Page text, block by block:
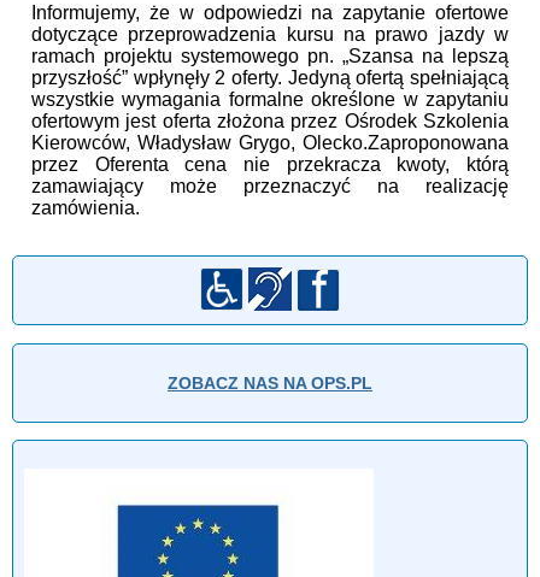
Informujemy, że w odpowiedzi na zapytanie ofertowe
dotyczące przeprowadzenia kursu na prawo jazdy w
ramach projektu systemowego pn. „Szansa na lepszą
przyszłość” wpłynęły 2 oferty. Jedyną ofertą spełniającą
wszystkie wymagania formalne określone w zapytaniu
ofertowym jest oferta złożona przez Ośrodek Szkolenia
Kierowców, Władysław Grygo, Olecko.Zaproponowana
przez Oferenta cena nie przekracza kwoty, którą
zamawiający może przeznaczyć na realizację
zamówienia.
ZOBACZ NAS NA OPS.PL